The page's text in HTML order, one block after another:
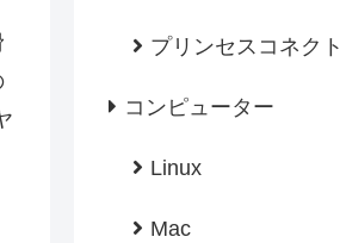
プリンセスコネクト
コンピューター
Linux
Mac